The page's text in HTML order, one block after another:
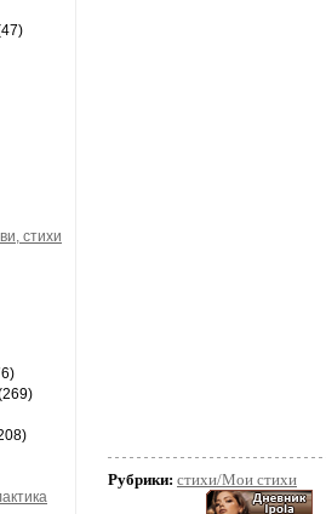
стихи
Рубрики: стихи/Мои стихи